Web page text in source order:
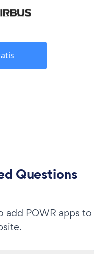
Questions
add POWR apps to